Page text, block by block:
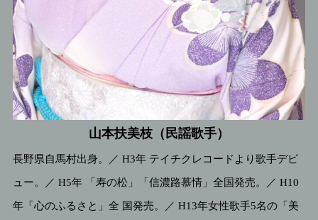
山本扶美枝（民謡歌手）
長野県自馬村出身。／ H3年 テイチクレコードより歌手デビ
ュー。／ H5年 「寿の松」「信濃路慕情」全国発売。／ H10
年「心のふるさと」全 国発売。／ H13年女性歌手5名の「美